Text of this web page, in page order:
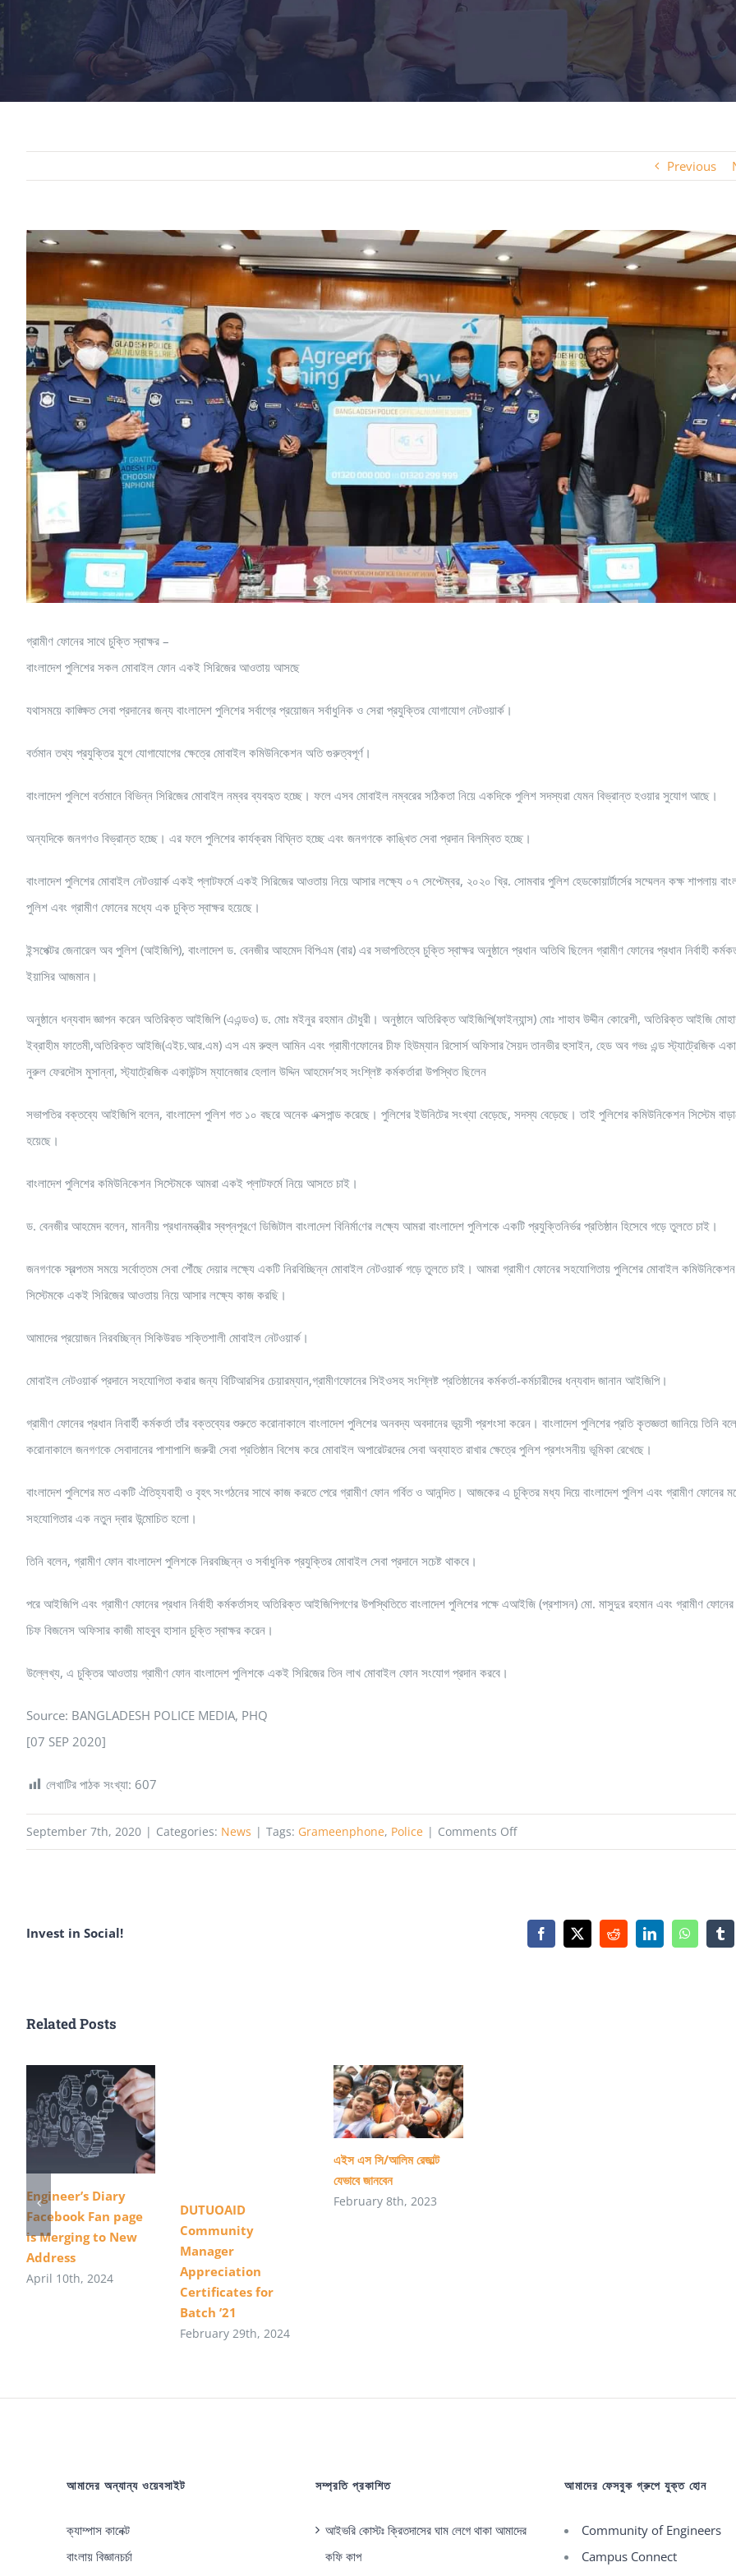
Previous
View
Larger
Image
গ্রামীণ ফোনের সাথে চুক্তি স্বাক্ষর –
বাংলাদেশ পুলিশের সকল মোবাইল ফোন একই সিরিজের আওতায় আসছে
যথাসময়ে কাঙ্ক্ষিত সেবা প্রদানের জন্য বাংলাদেশ পুলিশের সর্বাগ্রে প্রয়োজন সর্বাধুনিক ও সেরা প্রযুক্তির যোগাযোগ নেটওয়ার্ক।
বর্তমান তথ্য প্রযুক্তির যুগে যোগাযোগের ক্ষেত্রে মোবাইল কমিউনিকেশন অতি গুরুত্বপূর্ণ।
বাংলাদেশ পুলিশে বর্তমানে বিভিন্ন সিরিজের মোবাইল নম্বর ব্যবহৃত হচ্ছে। ফলে এসব মোবাইল নম্বরের সঠিকতা নিয়ে একদিকে পুলিশ সদস্যরা যেমন বিভ্রান্ত হওয়ার সুযোগ আছে।
অন্যদিকে জনগণও বিভ্রান্ত হচ্ছে। এর ফলে পুলিশের কার্যক্রম বিঘ্নিত হচ্ছে এবং জনগণকে কাঙ্খিত সেবা প্রদান বিলম্বিত হচ্ছে।
বাংলাদেশ পুলিশের মোবাইল নেটওয়ার্ক একই প্লাটফর্মে একই সিরিজের আওতায় নিয়ে আসার লক্ষ্যে ০৭ সেপ্টেম্বর, ২০২০ খ্রি. সোমবার পুলিশ হেডকোয়ার্টার্সের সম্মেলন কক্ষ শাপলায়
পুলিশ এবং গ্রামীণ ফোনের মধ্যে এক চুক্তি স্বাক্ষর হয়েছে।
ইন্সপেক্টর জেনারেল অব পুলিশ (আইজিপি), বাংলাদেশ ড. বেনজীর আহমেদ বিপিএম (বার) এর সভাপতিত্বে চুক্তি স্বাক্ষর অনুষ্ঠানে প্রধান অতিথি ছিলেন গ্রামীণ ফোনের প্রধান নির্বাহী
ইয়াসির আজমান।
অনুষ্ঠানে ধন্যবাদ জ্ঞাপন করেন অতিরিক্ত আইজিপি (এএন্ডও) ড. মোঃ মইনুর রহমান চৌধুরী। অনুষ্ঠানে অতিরিক্ত আইজিপি(ফাইন্যান্স) মোঃ শাহাব উদ্দীন কোরেশী, অতিরিক্ত আইজি
ইব্রাহীম ফাতেমী,অতিরিক্ত আইজি(এইচ.আর.এম) এস এম রুহুল আমিন এবং গ্রামীণফোনের চীফ হিউম্যান রিসোর্স অফিসার সৈয়দ তানভীর হুসাইন, হেড অব গভঃ এন্ড স্ট্যাট্রেজিক
নুরুল ফেরদৌস মুসান্না, স্ট্যাট্রেজিক একাউন্টস ম্যানেজার হেলাল উদ্দিন আহমেদ’সহ সংশ্লিষ্ট কর্মকর্তারা উপস্থিত ছিলেন
সভাপতির বক্তব্যে আইজিপি বলেন, বাংলাদেশ পুলিশ গত ১০ বছরে অনেক এক্সপান্ড করেছে। পুলিশের ইউনিটের সংখ্যা বেড়েছে, সদস্য বেড়েছে। তাই পুলিশের কমিউনিকেশন সিস্টেম
হয়েছে।
বাংলাদেশ পুলিশের কমিউনিকেশন সিস্টেমকে আমরা একই প্লাটফর্মে নিয়ে আসতে চাই।
ড. বেনজীর আহমেদ বলেন, মাননীয় প্রধানমন্ত্রীর স্বপ্নপূর‌ণে ডি‌জিটাল বাংলা‌দে‌শ ‌বি‌নির্মা‌ণের ল‌ক্ষ্যে আমরা বাংলাদেশ পুলিশকে একটি প্রযুক্তিনির্ভর প্রতিষ্ঠান হিসেবে গড়ে তুলতে চাই।
জনগণকে স্বল্পতম সময়ে সর্বোত্তম সেবা পৌঁছে দেয়ার লক্ষ্যে একটি নিরবিচ্ছিন্ন মোবাইল নেটওয়ার্ক গড়ে তুলতে চাই। আমরা গ্রামীণ ফোনের সহযোগিতায় পুলিশের মোবাইল কমিউনিকেশন
সিস্টেমকে একই সিরিজের আওতায় নিয়ে আসার লক্ষ্যে কাজ করছি।
আমাদের প্রয়োজন নিরবচ্ছিন্ন সিকিউরড শক্তিশালী মোবাইল নেটওয়ার্ক।
মোবাইল নেটওয়ার্ক প্রদানে সহযোগিতা করার জন্য বিটিআরসির চেয়ারম্যান,গ্রামীণফোনের সিইওসহ সংশ্লিষ্ট প্রতিষ্ঠানের কর্মকর্তা-কর্মচারীদের ধন্যবাদ জানান আইজিপি।
গ্রামীণ ফোনের প্রধান নিবার্হী কর্মকর্তা তাঁর বক্তব্যের শুরুতে করোনাকালে বাংলাদেশ পুলিশের অনবদ্য অবদানের ভূয়সী প্রশংসা করেন। বাংলাদেশ পুলিশের প্রতি কৃতজ্ঞতা জানিয়ে তিনি
করোনাকালে জনগণকে সেবাদানের পাশাপাশি জরুরী সেবা প্রতিষ্ঠান বিশেষ করে মোবাইল অপারেটরদের সেবা অব্যাহত রাখার ক্ষেত্রে পুলিশ প্রশংসনীয় ভূমিকা রেখেছে।
বাংলাদেশ পুলিশের মত একটি ঐতিহ্যবাহী ও বৃহৎ সংগঠনের সাথে কাজ করতে পেরে গ্রামীণ ফোন গর্বিত ও আনন্দিত। আজকের এ চুক্তির মধ্য দিয়ে বাংলাদেশ পুলিশ এবং গ্রামীণ ফোনের
সহযোগিতার এক নতুন দ্বার উন্মোচিত হলো।
তিনি বলেন, গ্রামীণ ফোন বাংলাদেশ পুলিশকে নিরবচ্ছিন্ন ও সর্বাধুনিক প্রযুক্তির মোবাইল সেবা প্রদানে সচেষ্ট থাকবে।
পরে আইজিপি এবং গ্রামীণ ফোনের প্রধান নির্বাহী কর্মকর্তাসহ অতিরিক্ত আইজিপিগণের উপস্থিতিতে বাংলাদেশ পুলিশের পক্ষে এআইজি (প্রশাসন) মো. মাসুদুর রহমান এবং গ্রামীণ ফোনের
চিফ বিজনেস অফিসার কাজী মাহবুব হাসান চুক্তি স্বাক্ষর করেন।
উল্লেখ্য, এ চুক্তির আওতায় গ্রামীণ ফোন বাংলাদেশ পুলিশকে একই সিরিজের তিন লাখ মোবাইল ফোন সংযোগ প্রদান করবে।
Source: BANGLADESH POLICE MEDIA, PHQ
[07 SEP 2020]
লেখাটির পাঠক সংখ্যা: 607
September 7th, 2020 | Categories: News | Tags: Grameenphone, Police | Comments Offon
Invest in Social! Facebook
X RedditLinkedInWhatsApp
Related Posts
Engineer’s Diary
Facebook Fan page
is Merging to New
Address
April 10th, 2024
DUTUOAID
Community
Manager
Appreciation
Certificates for
Batch ’21
February 29th, 2024
এইস এস সি/আলিম রেজাল্ট
যেভাবে জানবেন
February 8th, 2023
আমাদের অন্যান্য ওয়েবসাইট
ক্যাম্পাস কানেক্ট
বাংলায় বিজ্ঞানচর্চা
সম্প্রতি প্রকাশিত
আইভরি কোস্টঃ ক্রিতদাসের ঘাম লেগে থাকা আমাদের
কফি কাপ
আমাদের ফেসবুক গ্রুপে যুক্ত হোন
Community of Engineers
Campus Connect